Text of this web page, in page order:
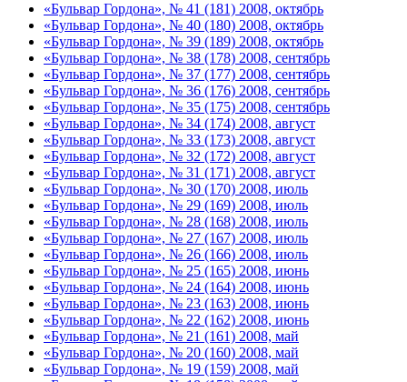
«Бульвар Гордона», № 41 (181) 2008, октябрь
«Бульвар Гордона», № 40 (180) 2008, октябрь
«Бульвар Гордона», № 39 (189) 2008, октябрь
«Бульвар Гордона», № 38 (178) 2008, сентябрь
«Бульвар Гордона», № 37 (177) 2008, сентябрь
«Бульвар Гордона», № 36 (176) 2008, сентябрь
«Бульвар Гордона», № 35 (175) 2008, сентябрь
«Бульвар Гордона», № 34 (174) 2008, август
«Бульвар Гордона», № 33 (173) 2008, август
«Бульвар Гордона», № 32 (172) 2008, август
«Бульвар Гордона», № 31 (171) 2008, август
«Бульвар Гордона», № 30 (170) 2008, июль
«Бульвар Гордона», № 29 (169) 2008, июль
«Бульвар Гордона», № 28 (168) 2008, июль
«Бульвар Гордона», № 27 (167) 2008, июль
«Бульвар Гордона», № 26 (166) 2008, июль
«Бульвар Гордона», № 25 (165) 2008, июнь
«Бульвар Гордона», № 24 (164) 2008, июнь
«Бульвар Гордона», № 23 (163) 2008, июнь
«Бульвар Гордона», № 22 (162) 2008, июнь
«Бульвар Гордона», № 21 (161) 2008, май
«Бульвар Гордона», № 20 (160) 2008, май
«Бульвар Гордона», № 19 (159) 2008, май